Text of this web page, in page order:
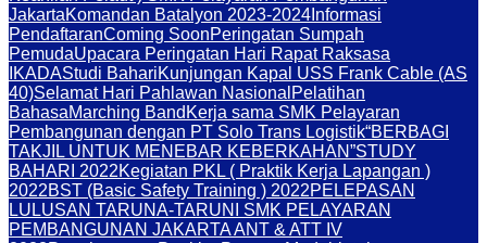
JakartaKomandan Batalyon 2023-2024 Informasi
PendaftaranComing SoonPeringatan Sumpah
PemudaUpacara Peringatan Hari Rapat Raksasa
IKADAStudi BahariKunjungan Kapal USS Frank Cable (AS
40)Selamat Hari Pahlawan Nasional Pelatihan
BahasaMarching Band Kerja sama SMK Pelayaran
Pembangunan dengan PT Solo Trans Logistik“BERBAGI
TAKJIL UNTUK MENEBAR KEBERKAHAN”STUDY
BAHARI 2022Kegiatan PKL ( Praktik Kerja Lapangan )
2022BST (Basic Safety Training ) 2022PELEPASAN
LULUSAN TARUNA-TARUNI SMK PELAYARAN
PEMBANGUNAN JAKARTA ANT & ATT IV